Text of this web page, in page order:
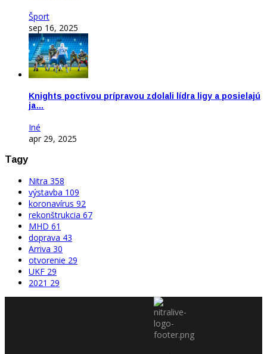
Šport
sep 16, 2025
Knights poctivou prípravou zdolali lídra ligy a posielajú
ja…
Iné
apr 29, 2025
Tagy
Nitra 358
výstavba 109
koronavírus 92
rekonštrukcia 67
MHD 61
doprava 43
Arriva 30
otvorenie 29
UKF 29
2021 29